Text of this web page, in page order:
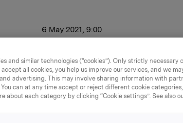
6 May 2021, 9:00
og
udfordrende år
Orkla Danmarks Confectionery & Snacks enhed
and similar technologies (“cookies”). Only strictly necessary
all cookies, you help us improve our services, and we
advertising. This may involve sharing information with
can at any time accept or reject different cookie
about each category by clicking “Cookie settings”. See also